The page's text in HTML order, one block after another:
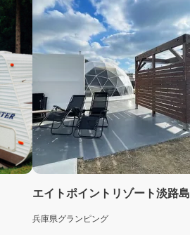
エイトポイントリゾート淡路島
兵庫県グランピング